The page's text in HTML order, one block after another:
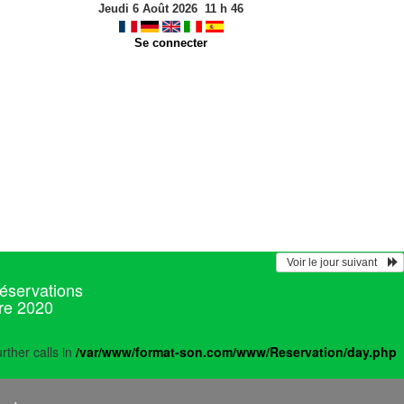
Jeudi 6 Août 2026 11 h 46
Se connecter
  Voir le jour suivant
2020
calls in /var/www/format-son.com/www/Reservation/day.php